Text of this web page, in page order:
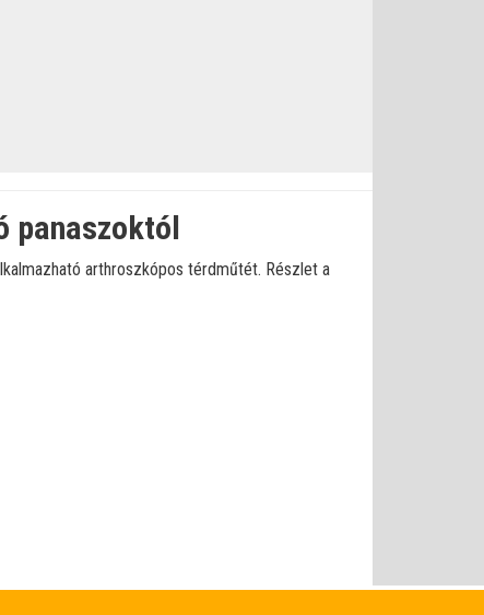
panaszoktól
arthroszkópos térdműtét. Részlet a